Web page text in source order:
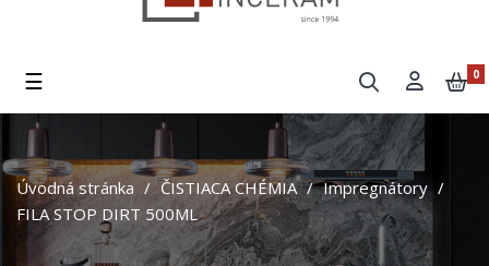
Toggle navigation
☰ 0
Úvodná stránka ČISTIACA CHÉMIA
Impregnátory
FILA STOP DIRT 500ML